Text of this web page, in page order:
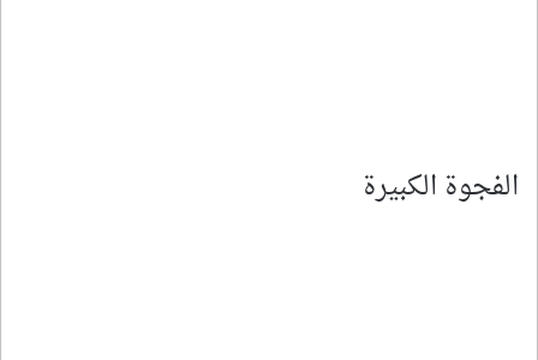
الفجوة الكبيرة